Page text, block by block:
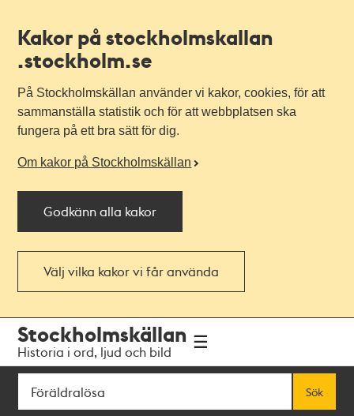
Kakor på stockholmskallan
.stockholm.se
På Stockholmskällan använder vi kakor, cookies, för att
sammanställa statistik och för att webbplatsen ska
fungera på ett bra sätt för dig.
Om kakor på Stockholmskällan
Godkänn alla kakor
Välj vilka kakor vi får använda
navigationen
huvudinnehållet
Stockholmskällan
Historia i ord, ljud och bild
Sök
Sök